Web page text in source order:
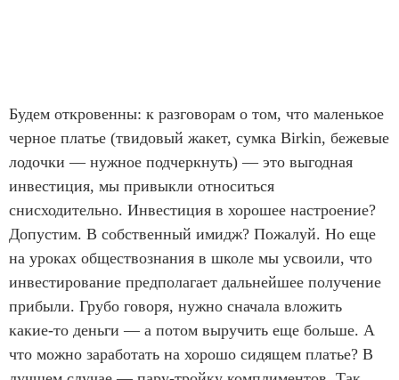
Будем откровенны: к разговорам о том, что маленькое
черное платье (твидовый жакет, сумка Birkin, бежевые
лодочки — нужное подчеркнуть) — это выгодная
инвестиция, мы привыкли относиться
снисходительно. Инвестиция в хорошее настроение?
Допустим. В собственный имидж? Пожалуй. Но еще
на уроках обществознания в школе мы усвоили, что
инвестирование предполагает дальнейшее получение
прибыли. Грубо говоря, нужно сначала вложить
какие-то деньги — а потом выручить еще больше. А
что можно заработать на хорошо сидящем платье? В